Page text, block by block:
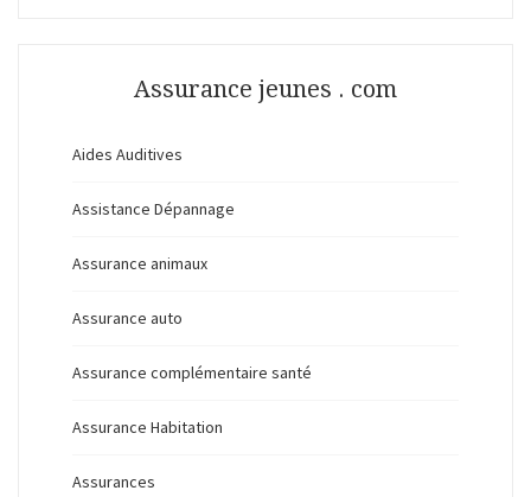
Assurance jeunes . com
Aides Auditives
Assistance Dépannage
Assurance animaux
Assurance auto
Assurance complémentaire santé
Assurance Habitation
Assurances